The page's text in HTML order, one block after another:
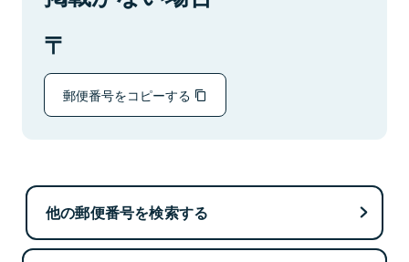
郵便番号をコピーする
他の郵便番号を検索する